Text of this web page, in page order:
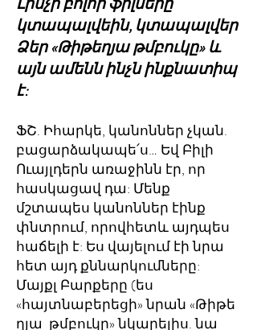
կտապալվեին, կտապալվեր
Ձեր «Թիթեղյա թմբուկը» և
այն ամենն ինչն ինքնատիպ
է:
ՖՇ. Իհարկե, կանոններ չկան.
բացարձակապե՛ս… Եվ Բիլի
Ուայլդերն առաջինն էր, որ
հասկացավ դա: Մենք
մշտապես կանոններ էինք
փնտրում, որովհետև այդպես
հաճելի է: Ես վայելում էի նրա
հետ այդ քննարկումները:
Մայքլ Բարքերը (ես
«հայտնաբերեցի» նրան «Թիթե
ղյա թմբուկը» նկարելիս. նա